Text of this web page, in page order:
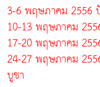
3-6 พฤษภาคม 2556
10-13 พฤษภาคม
17-20 พฤษภาคม
24-27 พฤษภาคม
บูชา